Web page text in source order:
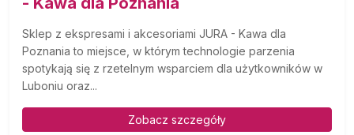
Sklep z ekspresami i akcesoriami JURA - Kawa dla
Poznania to miejsce, w którym technologie parzenia
spotykają się z rzetelnym wsparciem dla użytkowników w
Luboniu oraz...
Zobacz szczegóły